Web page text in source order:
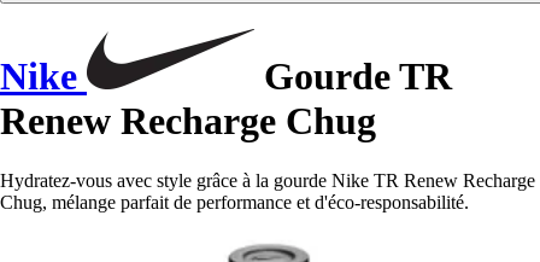
Nike
Gourde TR
Renew Recharge Chug
Hydratez-vous avec style grâce à la gourde Nike TR Renew Recharge
Chug, mélange parfait de performance et d'éco-responsabilité.